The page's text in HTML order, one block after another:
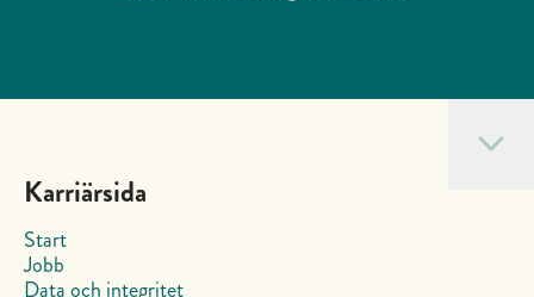
Karriärsida
Start
Jobb
Data och integritet